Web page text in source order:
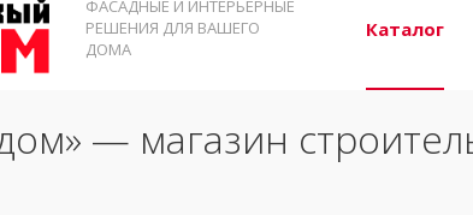
ФАСАДНЫЕ И ИНТЕРЬЕРНЫЕ
РЕШЕНИЯ ДЛЯ ВАШЕГО
ДОМА
Каталог
— магазин